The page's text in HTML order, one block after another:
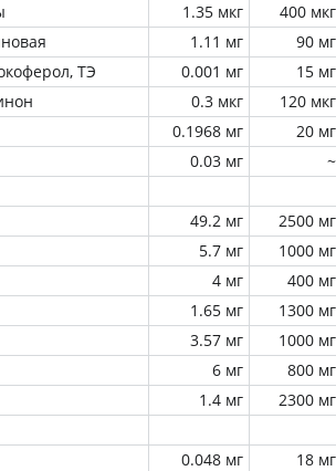
1.35 мкг 400 мкг
1.11 мг 90 мг
ТЭ
0.001 мг 15 мг
0.3 мкг 120 мкг
0.1968 мг 20 мг
0.03 мг ~
49.2 мг 2500 мг
5.7 мг 1000 мг
4 мг 400 мг
1.65 мг 1300 мг
3.57 мг 1000 мг
6 мг 800 мг
1.4 мг 2300 мг
0.048 мг 18 мг